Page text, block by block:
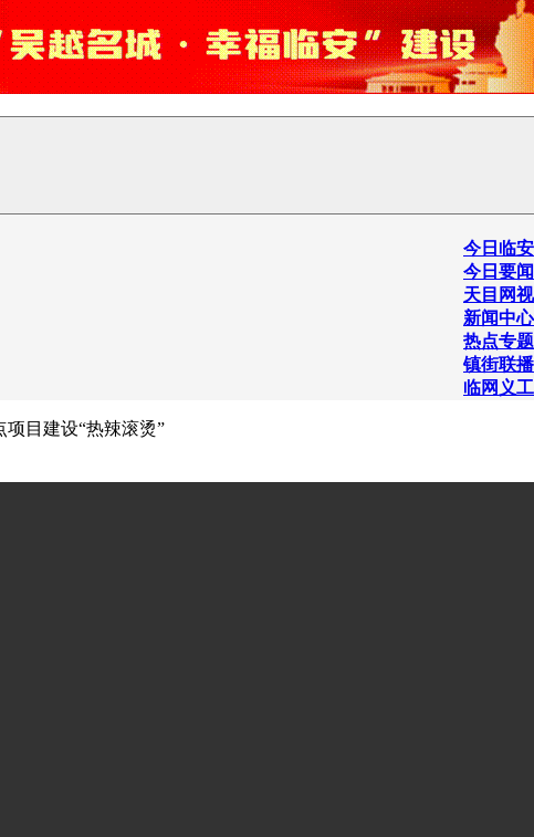
今日临安
今日要闻
天目网视
新闻中心
热点专题
镇街联播
临网义工
项目建设“热辣滚烫”